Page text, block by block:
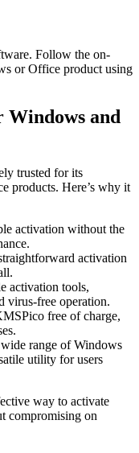
Follow the on-
or Office product using
Windows and
trusted for its
products. Here’s why it
activation without the
activation
activation tools,
virus-free operation.
free of charge,
range of Windows
utility for users
way to activate
compromising on